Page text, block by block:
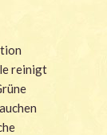
reinigt